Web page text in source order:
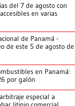
del 7 de agosto con
en varias
de Panamá -
de este 5 de agosto de
en Panamá:
por galón
especial a